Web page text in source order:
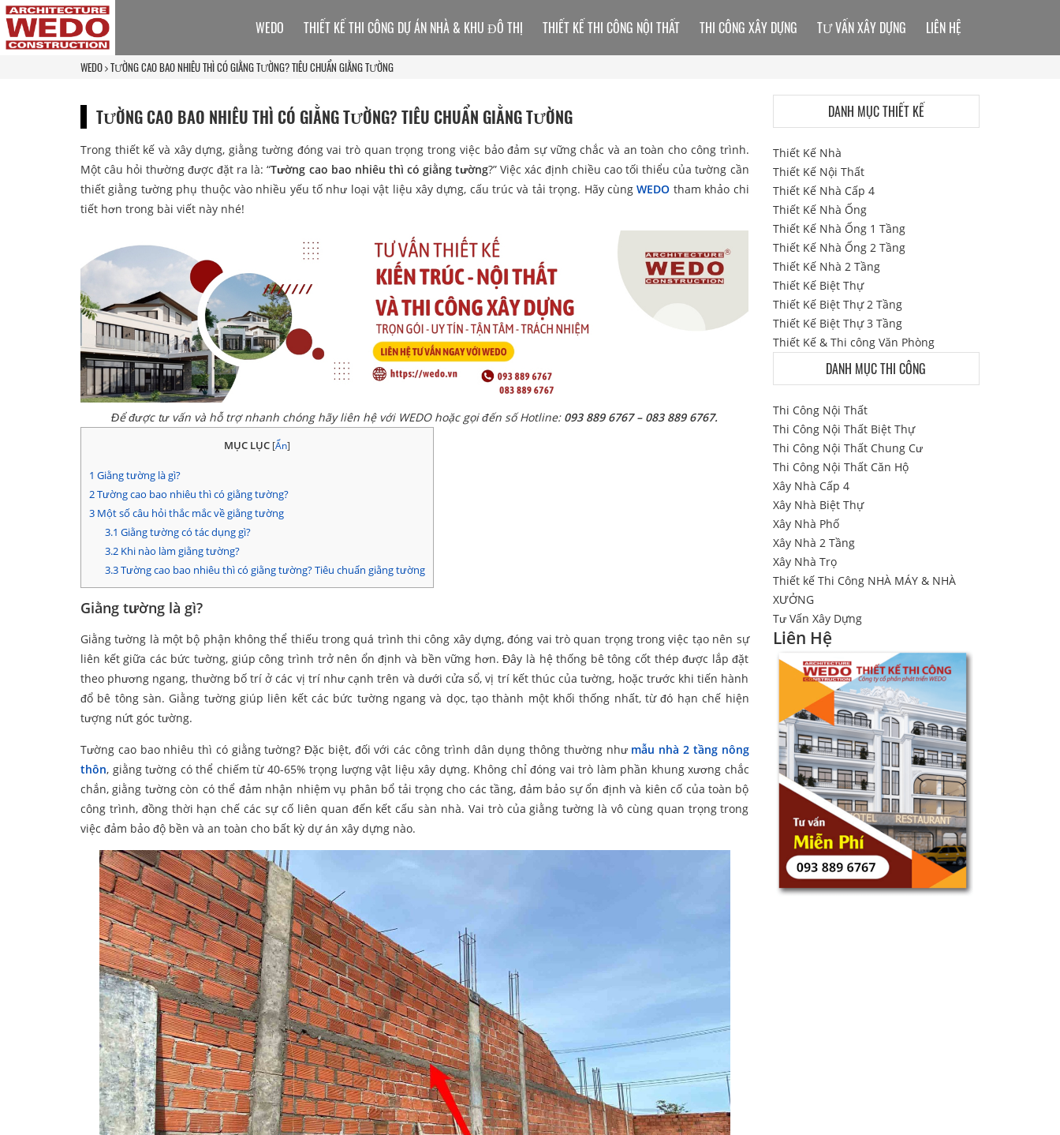
WEDO TƯỜNG CAO BAO NHIÊU THÌ CÓ GIẰNG TƯỜNG? TIÊU CHUẨN GIẰNG TƯỜNG
TƯỜNG CAO BAO NHIÊU THÌ CÓ GIẰNG TƯỜNG? TIÊU CHUẨN GIẰNG TƯỜNG
Trong thiết kế và xây dựng, giằng tường đóng vai trò quan trọng trong việc bảo đảm sự vững chắc và an toàn cho công trình.
Một câu hỏi thường được đặt ra là: “Tường cao bao nhiêu thì có giằng tường?” Việc xác định chiều cao tối thiểu của tường cần
thiết giằng tường phụ thuộc vào nhiều yếu tố như loại vật liệu xây dựng, cấu trúc và tải trọng. Hãy cùngWEDO tham khảo chi
tiết hơn trong bài viết này nhé!
Để được tư vấn và hỗ trợ nhanh chóng hãy liên hệ với WEDO hoặc gọi đến số Hotline: 093 889 6767 – 083 889 6767.
MỤC LỤC [Ẩn]
1 Giằng tường là gì?
2Tường cao bao nhiêu thì có giằng tường?
3 Một số câu hỏi thắc mắc về giằng tường
3.1 Giằng tường có tác dụng gì?
3.2Khi nào làm giằng tường?
3.3Tường cao bao nhiêu thì có giằng tường? Tiêu chuẩn giằng tường
Giằng tường là gì?
Giằng tường là một bộ phận không thể thiếu trong quá trình thi công xây dựng, đóng vai trò quan trọng trong việc tạo nên sự
liên kết giữa các bức tường, giúp công trình trở nên ổn định và bền vững hơn. Đây là hệ thống bê tông cốt thép được lắp đặt
theo phương ngang, thường bố trí ở các vị trí như cạnh trên và dưới cửa sổ, vị trí kết thúc của tường, hoặc trước khi tiến hành
đổ bê tông sàn. Giằng tường giúp liên kết các bức tường ngang và dọc, tạo thành một khối thống nhất, từ đó hạn chế hiện
tượng nứt góc tường.
Tường cao bao nhiêu thì có giằng tường? Đặc biệt, đối với các công trình dân dụng thông thường như mẫu nhà 2 tầng nông
thôn, giằng tường có thể chiếm từ 40-65% trọng lượng vật liệu xây dựng. Không chỉ đóng vai trò làm phần khung xương chắc
chắn, giằng tường còn có thể đảm nhận nhiệm vụ phân bổ tải trọng cho các tầng, đảm bảo sự ổn định và kiên cố của toàn bộ
công trình, đồng thời hạn chế các sự cố liên quan đến kết cấu sàn nhà. Vai trò của giằng tường là vô cùng quan trọng trong
việc đảm bảo độ bền và an toàn cho bất kỳ dự án xây dựng nào.
WEDO THIẾT KẾ THI CÔNG DỰ ÁN NHÀ & KHU ĐÔ THỊ THIẾT KẾ THI CÔNG NỘI THẤT THI CÔNG XÂY DỰNG TƯ VẤN XÂY DỰNG LIÊN HỆ
DANH MỤC THIẾT KẾ
Thiết Kế Nhà
Thiết Kế Nội Thất
Thiết Kế Nhà Cấp 4
Thiết Kế Nhà Ống
Thiết Kế Nhà Ống 1 Tầng
Thiết Kế Nhà Ống 2 Tầng
Thiết Kế Nhà 2 Tầng
Thiết Kế Biệt Thự
Thiết Kế Biệt Thự 2 Tầng
Thiết Kế Biệt Thự 3 Tầng
Thiết Kế & Thi công Văn Phòng
DANH MỤC THI CÔNG
Thi Công Nội Thất
Thi Công Nội Thất Biệt Thự
Thi Công Nội Thất Chung Cư
Thi Công Nội Thất Căn Hộ
Xây Nhà Cấp 4
Xây Nhà Biệt Thự
Xây Nhà Phố
Xây Nhà 2 Tầng
Xây Nhà Trọ
Thiết kế Thi Công NHÀ MÁY & NHÀ
XƯỞNG
Tư Vấn Xây Dựng
Liên Hệ